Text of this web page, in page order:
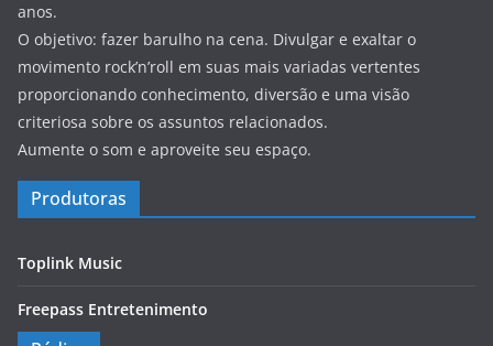
anos.
O objetivo: fazer barulho na cena. Divulgar e exaltar o
movimento rock’n’roll em suas mais variadas vertentes
proporcionando conhecimento, diversão e uma visão
criteriosa sobre os assuntos relacionados.
Aumente o som e aproveite seu espaço.
Produtoras
Toplink Music
Freepass Entretenimento